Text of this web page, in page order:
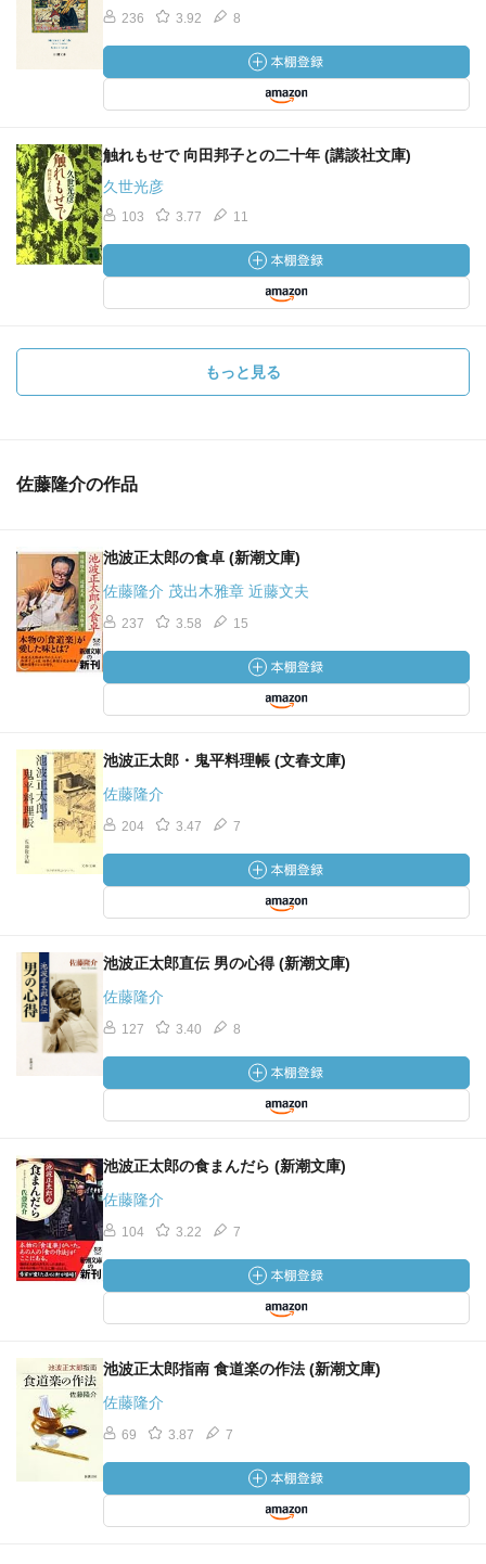
236 3.92 8
触れもせで 向田邦子との二十年 (講談社文庫)
久世光彦
103 3.77 11
もっと見る
佐藤隆介の作品
池波正太郎の食卓 (新潮文庫)
佐藤隆介 茂出木雅章 近藤文夫
237 3.58 15
池波正太郎・鬼平料理帳 (文春文庫)
佐藤隆介
204 3.47 7
池波正太郎直伝 男の心得 (新潮文庫)
佐藤隆介
127 3.40 8
池波正太郎の食まんだら (新潮文庫)
佐藤隆介
104 3.22 7
池波正太郎指南 食道楽の作法 (新潮文庫)
佐藤隆介
69 3.87 7